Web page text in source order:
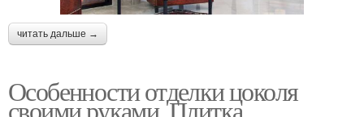
читать дальше →
Особенности отделки цоколя